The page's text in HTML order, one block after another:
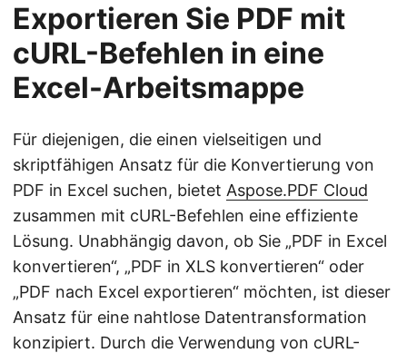
Exportieren Sie PDF mit
cURL-Befehlen in eine
Excel-Arbeitsmappe
Für diejenigen, die einen vielseitigen und
skriptfähigen Ansatz für die Konvertierung von
PDF in Excel suchen, bietet Aspose.PDF Cloud
zusammen mit cURL-Befehlen eine effiziente
Lösung. Unabhängig davon, ob Sie „PDF in Excel
konvertieren“, „PDF in XLS konvertieren“ oder
„PDF nach Excel exportieren“ möchten, ist dieser
Ansatz für eine nahtlose Datentransformation
konzipiert. Durch die Verwendung von cURL-